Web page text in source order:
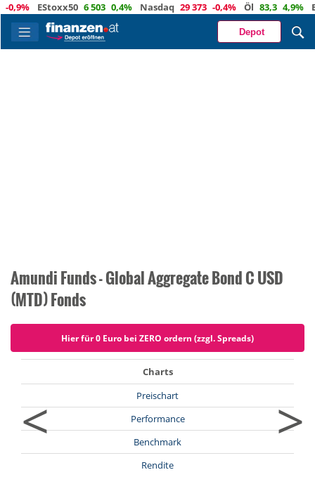
EStoxx50 6 503 0,4% Nasdaq 29 373 -0,4% Öl 83,3 4,9%
Depot
Amundi Funds - Global Aggregate Bond C USD
(MTD) Fonds
Hier für 0 Euro bei ZERO ordern (zzgl. Spreads)
<
Charts
Preischart
Performance
Benchmark
Rendite
>